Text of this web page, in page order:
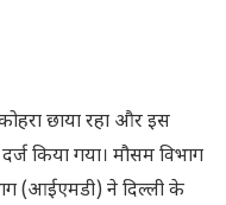
छाया रहा और इस
किया गया। मौसम विभाग
(आईएमडी) ने दिल्ली के